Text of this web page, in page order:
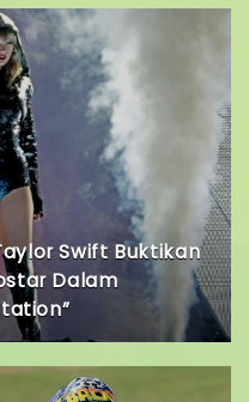
Swift Buktikan
Dalam